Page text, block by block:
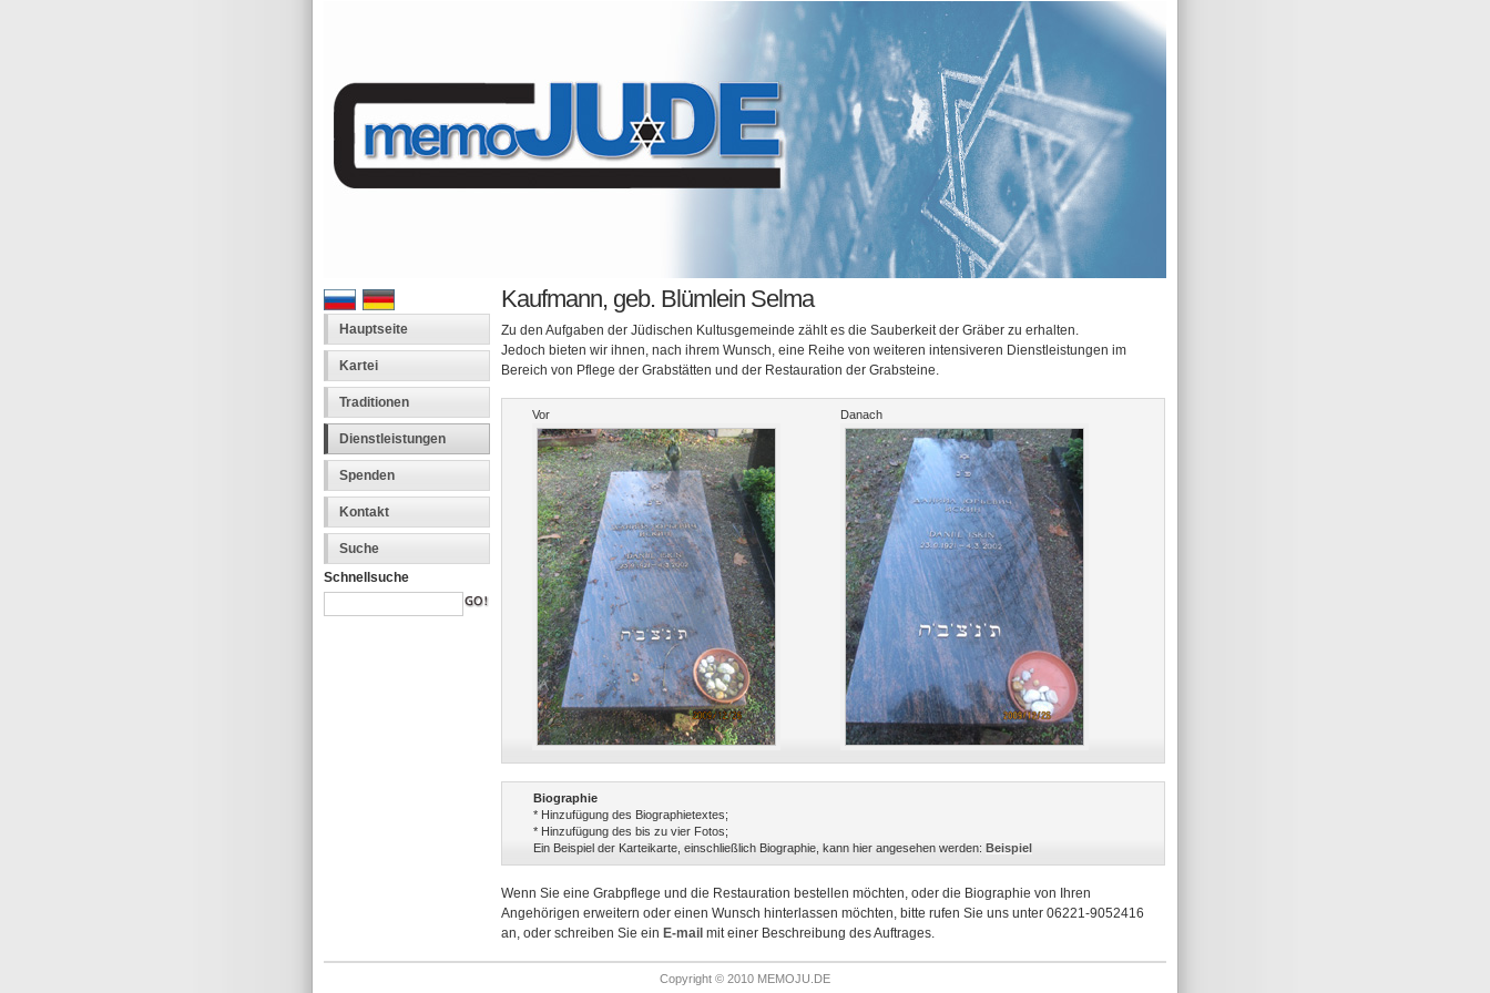
Hauptseite
Kartei
Traditionen
Dienstleistungen
Spenden
Kontakt
Suche
Schnellsuche
Kaufmann, geb. Blümlein Selma
Zu den Aufgaben der Jüdischen Kultusgemeinde zählt es die Sauberkeit der Gräber zu erhalten.
Jedoch bieten wir ihnen, nach ihrem Wunsch, eine Reihe von weiteren intensiveren Dienstleistungen im
Bereich von Pflege der Grabstätten und der Restauration der Grabsteine.
Vor Danach
Biographie
* Hinzufügung des Biographietextes;
* Hinzufügung des bis zu vier Fotos;
Ein Beispiel der Karteikarte, einschließlich Biographie, kann hier angesehen werden: Beispiel
Wenn Sie eine Grabpflege und die Restauration bestellen möchten, oder die Biographie von Ihren
Angehörigen erweitern oder einen Wunsch hinterlassen möchten, bitte rufen Sie uns unter 06221-9052416
an, oder schreiben Sie ein E-mail mit einer Beschreibung des Auftrages.
Copyright © 2010 MEMOJU.DE